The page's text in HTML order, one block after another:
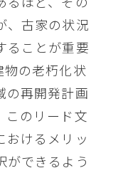
、古家の状況
ることが重要
物の老朽化状
の再開発計画
このリード文
おけるメリッ
ができるよう